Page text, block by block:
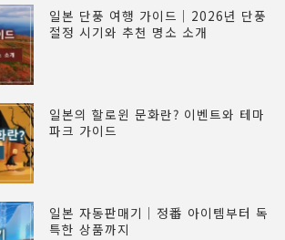
일본 단풍 여행 가이드｜2026년 단풍
절정 시기와 추천 명소 소개
일본의 할로윈 문화란? 이벤트와 테마
파크 가이드
일본 자동판매기｜정番 아이템부터 독
특한 상품까지